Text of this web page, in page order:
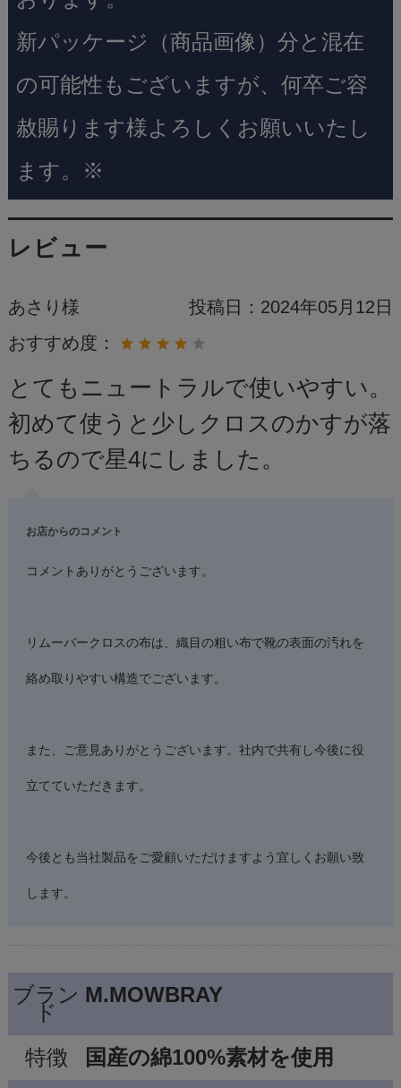
新パッケージ（商品画像）分と混在
の可能性もございますが、何卒ご容
赦賜ります様よろしくお願いいたし
ます。※
レビュー
あさり様 投稿日： 2024年05月12日
おすすめ度：
とてもニュートラルで使いやすい。
初めて使うと少しクロスのかすが落
ちるので星4にしました。
お店からのコメント
コメントありがとうございます。
リムーバークロスの布は、織目の粗い布で靴の表面の汚れを
絡め取りやすい構造でございます。
また、ご意見ありがとうございます。社内で共有し今後に役
立てていただきます。
今後とも当社製品をご愛顧いただけますよう宜しくお願い致
します。
ブラン
ド
M.MOWBRAY
特徴
国産の綿100%素材を使用